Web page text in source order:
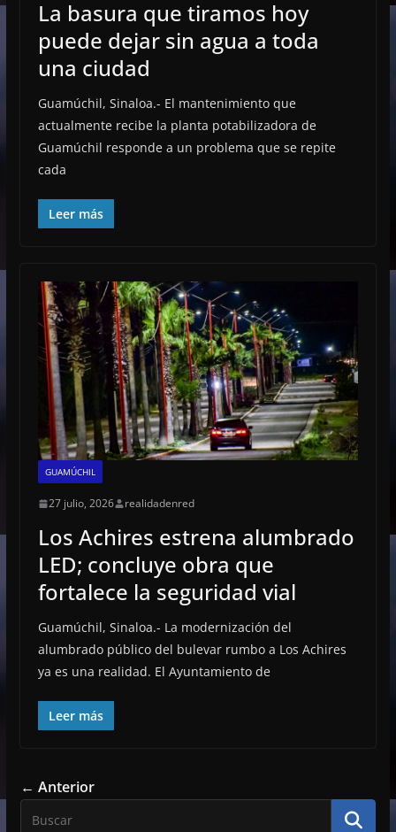
La basura que tiramos hoy
puede dejar sin agua a toda
una ciudad
Guamúchil, Sinaloa.- El mantenimiento que
actualmente recibe la planta potabilizadora de
Guamúchil responde a un problema que se repite
cada
Leer más
GUAMÚCHIL
27 julio, 2026 realidadenred
Los Achires estrena alumbrado
LED; concluye obra que
fortalece la seguridad vial
Guamúchil, Sinaloa.- La modernización del
alumbrado público del bulevar rumbo a Los Achires
ya es una realidad. El Ayuntamiento de
Leer más
← Anterior